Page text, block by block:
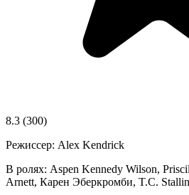
8.3 (300)
Режиссер: Alex Kendrick
В ролях: Aspen Kennedy Wilson,
Arnett, Карен Эберкромби, T.C.